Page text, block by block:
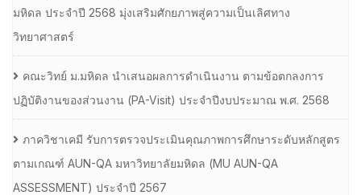
มหิดล ประจำปี 2568 มุ่งเสริมศักยภาพสู่ความเป็นเลิศทาง
วิทยาศาสตร์
คณะวิทย์ ม.มหิดล นำเสนอผลการดำเนินงาน ตามข้อตกลงการ
ปฏิบัติงานของส่วนงาน (PA-Visit) ประจำปีงบประมาณ พ.ศ. 2568
ภาควิชาเคมี รับการตรวจประเมินคุณภาพการศึกษาระดับหลักสูตร
ตามเกณฑ์ AUN-QA มหาวิทยาลัยมหิดล (MU AUN-QA
ASSESSMENT) ประจำปี 2567